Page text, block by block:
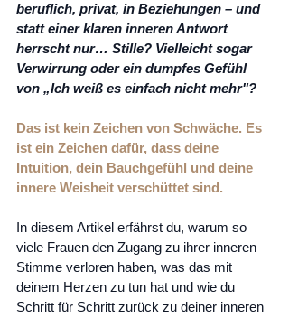
beruflich, privat, in Beziehungen – und
statt einer klaren inneren Antwort
herrscht nur… Stille? Vielleicht sogar
Verwirrung oder ein dumpfes Gefühl
von „Ich weiß es einfach nicht mehr"?
Das ist kein Zeichen von Schwäche. Es
ist ein Zeichen dafür, dass deine
Intuition, dein Bauchgefühl und deine
innere Weisheit verschüttet sind.
In diesem Artikel erfährst du, warum so
viele Frauen den Zugang zu ihrer inneren
Stimme verloren haben, was das mit
deinem Herzen zu tun hat und wie du
Schritt für Schritt zurück zu deiner inneren